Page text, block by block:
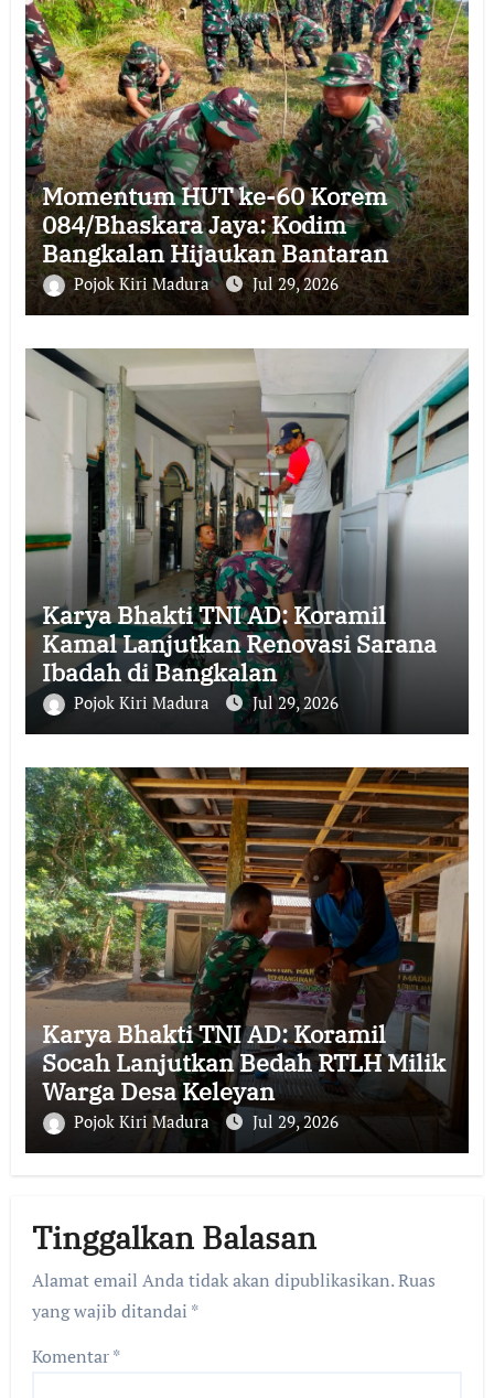
Momentum HUT ke-60 Korem
084/Bhaskara Jaya: Kodim
Bangkalan Hijaukan Bantaran
Sungai Bancaran
Pojok Kiri Madura Jul 29, 2026
Karya Bhakti TNI AD: Koramil
Kamal Lanjutkan Renovasi Sarana
Ibadah di Bangkalan
Pojok Kiri Madura Jul 29, 2026
Karya Bhakti TNI AD: Koramil
Socah Lanjutkan Bedah RTLH Milik
Warga Desa Keleyan
Pojok Kiri Madura Jul 29, 2026
Tinggalkan Balasan
Alamat email Anda tidak akan dipublikasikan.Ruas
yang wajib ditandai *
Komentar*